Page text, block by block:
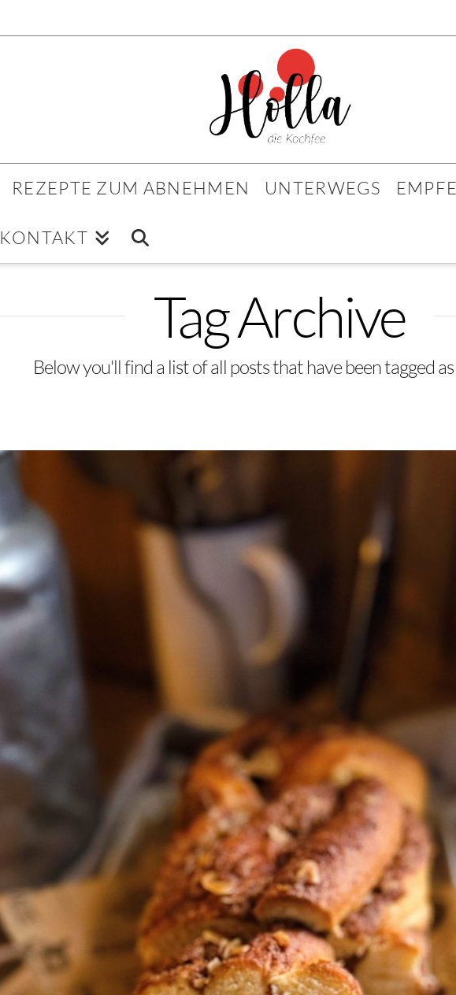
REZEPTE ZUM ABNEHMEN UNTERWEGS
KONTAKT
Tag Archive
Below you'll find a list of all posts that have been tagged as